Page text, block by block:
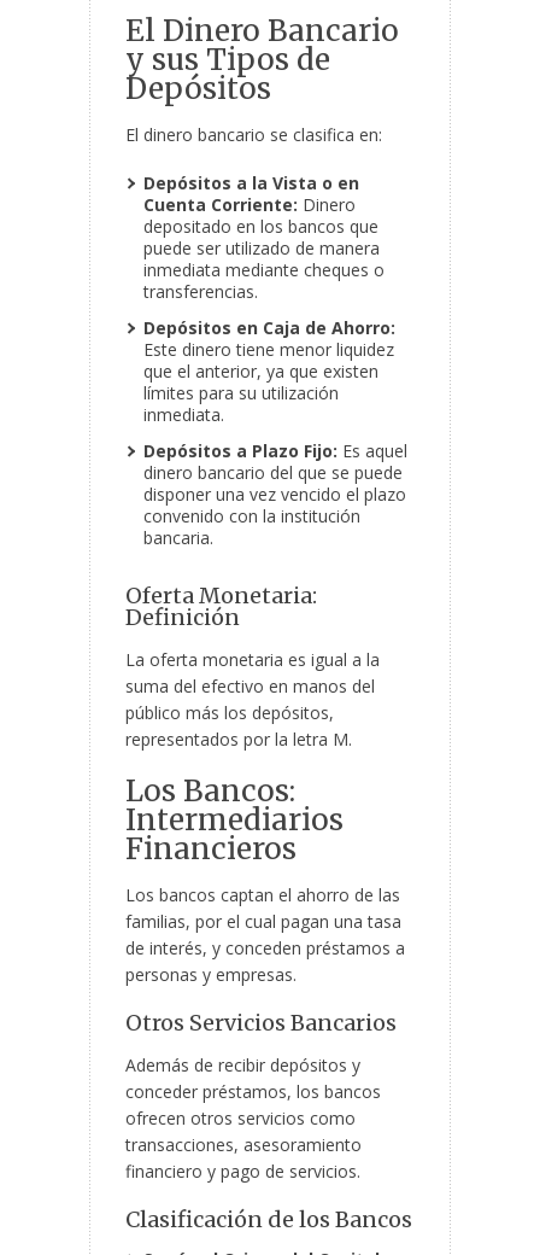
El Dinero Bancario
y sus Tipos de
Depósitos
El dinero bancario se clasifica en:
Depósitos a la Vista o en
Cuenta Corriente: Dinero
depositado en los bancos que
puede ser utilizado de manera
inmediata mediante cheques o
transferencias.
Depósitos en Caja de Ahorro:
Este dinero tiene menor liquidez
que el anterior, ya que existen
límites para su utilización
inmediata.
Depósitos a Plazo Fijo: Es aquel
dinero bancario del que se puede
disponer una vez vencido el plazo
convenido con la institución
bancaria.
Oferta Monetaria:
Definición
La oferta monetaria es igual a la
suma del efectivo en manos del
público más los depósitos,
representados por la letra M.
Los Bancos:
Intermediarios
Financieros
Los bancos captan el ahorro de las
familias, por el cual pagan una tasa
de interés, y conceden préstamos a
personas y empresas.
Otros Servicios Bancarios
Además de recibir depósitos y
conceder préstamos, los bancos
ofrecen otros servicios como
transacciones, asesoramiento
financiero y pago de servicios.
Clasificación de los Bancos